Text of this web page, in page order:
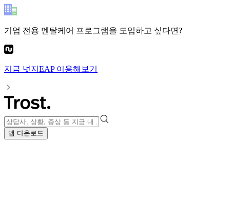
기업 전용 멘탈케어 프로그램을 도입하고 싶다면?
지금 넛지EAP이용해보기
앱 다운로드